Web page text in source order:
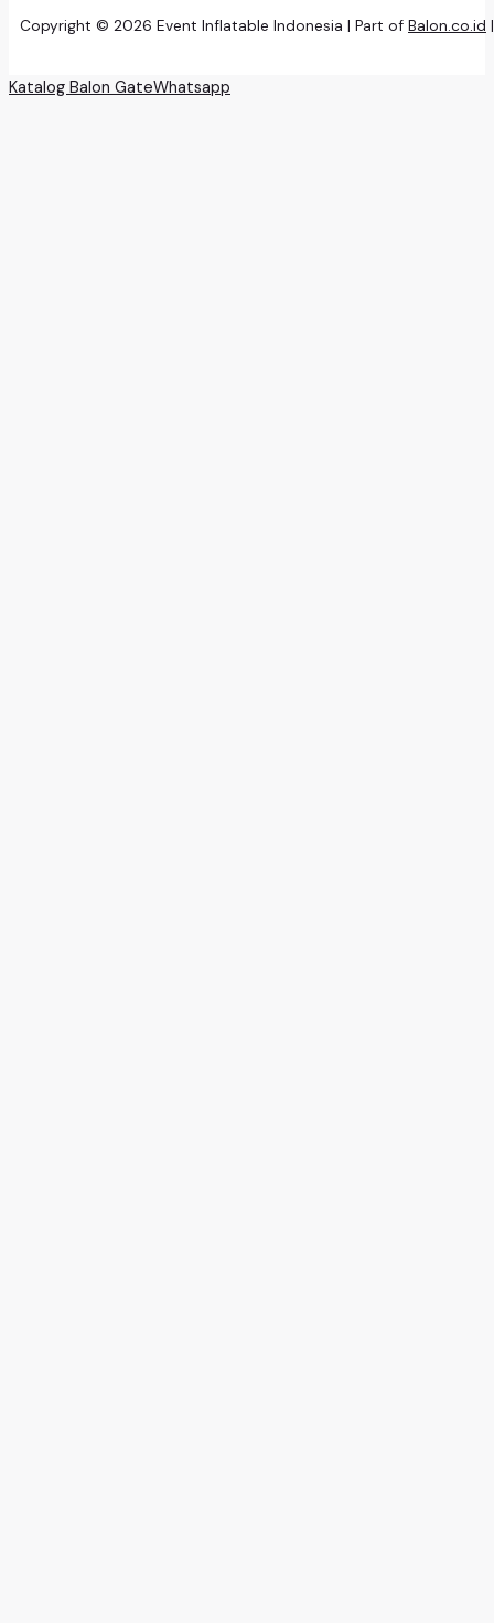
Copyright © 2026 Event Inflatable Indonesia | Part of Balon.co.id
Katalog Balon GateWhatsapp